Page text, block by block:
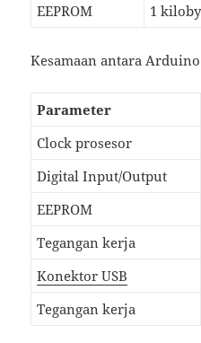
EEPROM
1
Kesamaan antara Arduino
Parameter
Clock prosesor
Digital Input/Output
EEPROM
Tegangan kerja
Konektor USB
Tegangan kerja